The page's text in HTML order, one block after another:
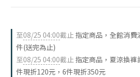
至08/25 04:00截止 指定商品，全館消
件(送完為止)
至08/25 04:00截止 指定商品，夏涼換
件現折120元，6件現折350元